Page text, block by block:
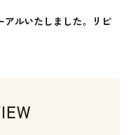
ルいたしました。リピ